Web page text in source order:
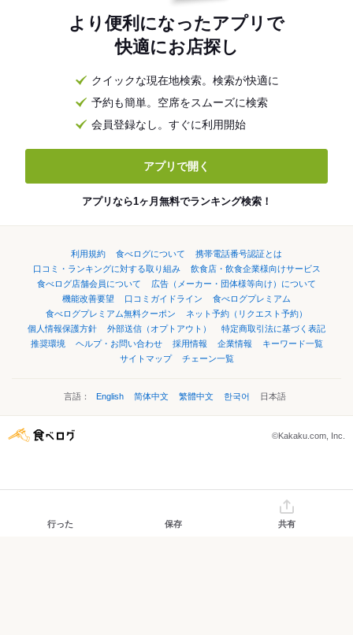
より便利になったアプリで
快適にお店探し
クイックな現在地検索。検索が快適に
予約も簡単。空席をスムーズに検索
会員登録なし。すぐに利用開始
アプリで開く
アプリなら1ヶ月無料でランキング検索！
利用規約 食べログについて
携帯電話番号認証とは
口コミ・ランキングに対する取り組み
飲食店・飲食企業様向けサービス
食べログ店舗会員について
広告（メーカー・団体様等向け）について
機能改善要望
口コミガイドライン
食べログプレミアム
食べログプレミアム無料クーポン
ネット予約（リクエスト予約）
個人情報保護方針
外部送信（オプトアウト）
特定商取引法に基づく表記
推奨環境
ヘルプ・お問い合わせ 採用情報 企業情報
キーワード一覧
サイトマップ
チェーン一覧
言語： English 简体中文 繁體中文 한국어 日本語
©Kakaku.com, Inc.
行った 保存 共有